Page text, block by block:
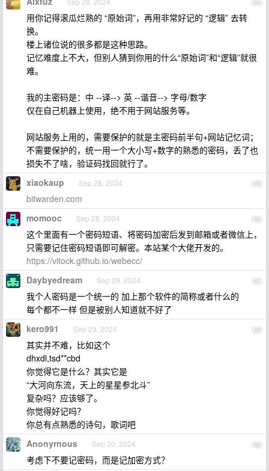
44
用你记得滚瓜烂熟的 “原始词”，再用非常好记的 “逻辑” 去转
换。
楼上诸位说的很多都是这种思路。
记忆难度上不大，但别人猜到你用的什么“原始词”和“逻辑”就很
难。
我的主密码是：中 --译--> 英 --谐音--> 字母/数字
仅在自己机器上使用，绝不用于网站服务等。
网站服务上用的，需要保护的就是主密码前半句+网站记忆词；
不需要保护的，统一用一个大小写+数字的熟悉的密码，丢了也
损失不了啥，验证码找回就行了。
45
xiaokaup Sep 28, 2024
bitwarden.com
46
momooc Sep 28, 2024
这个里面有一个密码短语、将密码加密后发到邮箱或者微信上，
只需要记住密码短语即可解密。本站某个大佬开发的。
https://vitock.github.io/webecc/
47
Daybyedream Sep 29, 2024
我个人密码是一个统一的 加上那个软件的简称或者什么的
每个都不一样 但是被别人知道就不好了
48
kero991 Sep 29, 2024
其实并不难，比如这个
dhxdl,tsd**cbd
你觉得它是什么？其实它是
“大河向东流，天上的星星参北斗”
复杂吗？应该够了。
你觉得好记吗？
你总有点熟悉的诗句，歌词吧
49
Anonyrnous Sep 30, 2024
考虑下不要记密码，而是记加密方式？